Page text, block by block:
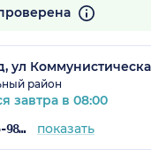
ул
район
завтра в 08:00
+7 (844) 245-98-54 показать